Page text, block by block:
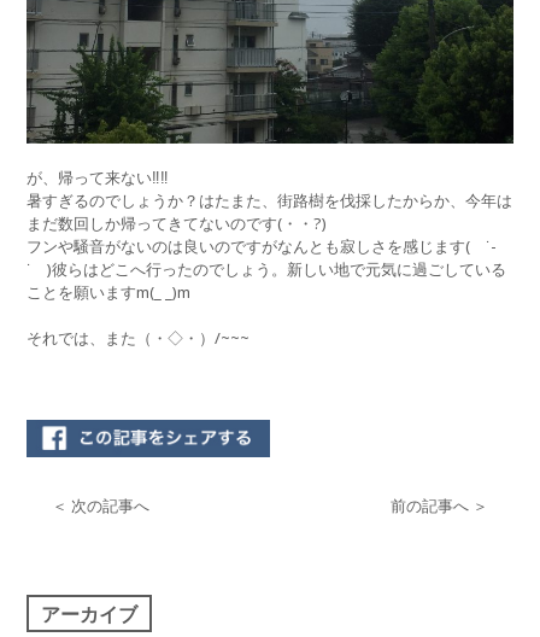
が、帰って来ない‼︎‼︎
暑すぎるのでしょうか？はたまた、街路樹を伐採したからか、今年は
まだ数回しか帰ってきてないのです(・・?)
フンや騒音がないのは良いのですがなんとも寂しさを感じます( ˙-
˙ )彼らはどこへ行ったのでしょう。新しい地で元気に過ごしている
ことを願いますm(_ _)m
それでは、また（・◇・）/~~~
＜ 次の記事へ 前の記事へ ＞
アーカイブ